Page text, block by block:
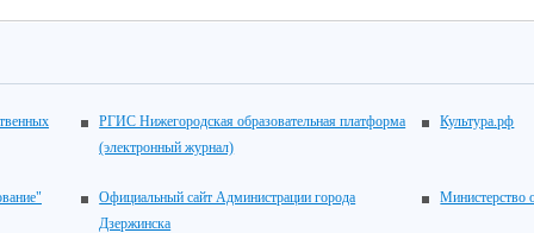
РГИС Нижегородская образовательная платформа
(электронный журнал)
Культура.рф
Официальный сайт Администрации города
Дзержинска
Министерство